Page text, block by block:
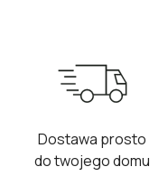
Dostawa prosto
do twojego domu